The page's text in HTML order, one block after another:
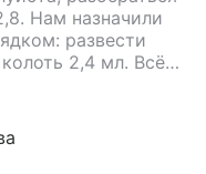
Нам назначили
развести
2,4 мл. Всё